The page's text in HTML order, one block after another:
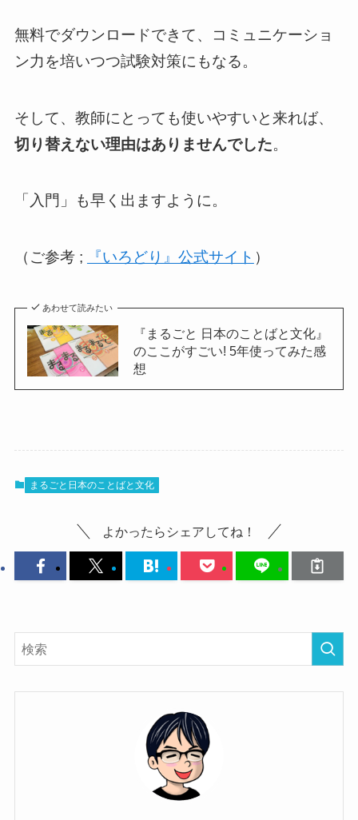
無料でダウンロードできて、コミュニケーショ
ン力を培いつつ試験対策にもなる。
そして、教師にとっても使いやすいと来れば、
切り替えない理由はありませんでした。
「入門」も早く出ますように。
（ご参考 ; 『いろどり』公式サイト ）
あわせて読みたい
『まるごと 日本のことばと文化』
のここがすごい! 5年使ってみた感
想
まるごと日本のことばと文化
よかったらシェアしてね！